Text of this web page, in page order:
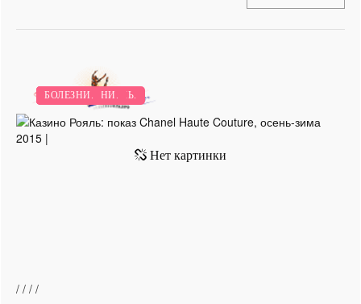
ДОМ.
/
ЗВЕЗДНЫЙ СТИЛЬ.
/
НОВИНКИ.
/
ОБРАЗ ЖИЗНИ.
/
БОЛЕЗНИ.